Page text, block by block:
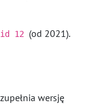
12 (od 2021).
wersję